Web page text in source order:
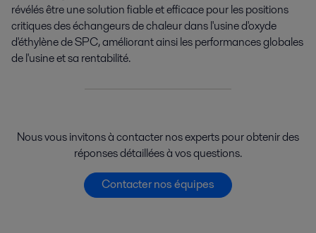
révélés être une solution fiable et efficace pour les positions
critiques des échangeurs de chaleur dans l'usine d'oxyde
d'éthylène de SPC, améliorant ainsi les performances globales
de l'usine et sa rentabilité.
Nous vous invitons à contacter nos experts pour obtenir des
réponses détaillées à vos questions.
Contacter nos équipes